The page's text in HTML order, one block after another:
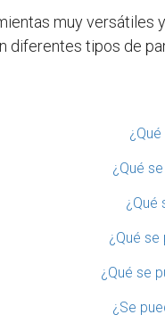
muy
diferentes tipos de
¿Qué
¿Qué
¿Qué
¿Qué se
¿Se